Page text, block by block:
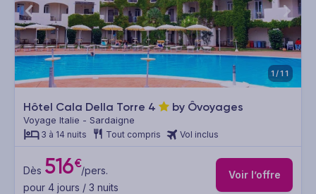
1/11
Hôtel Cala Della Torre 4 by Ôvoyages
Voyage Italie - Sardaigne
3 à 14 nuits Tout compris Vol inclus
Dès 516€/pers.
pour 4 jours / 3 nuits
Voir l’offre